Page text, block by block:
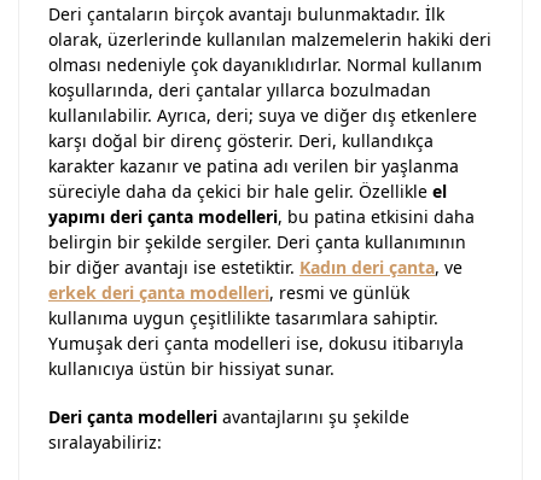
Deri çantaların birçok avantajı bulunmaktadır. İlk
olarak, üzerlerinde kullanılan malzemelerin hakiki deri
olması nedeniyle çok dayanıklıdırlar. Normal kullanım
koşullarında, deri çantalar yıllarca bozulmadan
kullanılabilir. Ayrıca, deri; suya ve diğer dış etkenlere
karşı doğal bir direnç gösterir. Deri, kullandıkça
karakter kazanır ve patina adı verilen bir yaşlanma
süreciyle daha da çekici bir hale gelir. Özellikle el
yapımı deri çanta modelleri, bu patina etkisini daha
belirgin bir şekilde sergiler. Deri çanta kullanımının
bir diğer avantajı ise estetiktir. Kadın deri çanta, ve
erkek deri çanta modelleri, resmi ve günlük
kullanıma uygun çeşitlilikte tasarımlara sahiptir.
Yumuşak deri çanta modelleri ise, dokusu itibarıyla
kullanıcıya üstün bir hissiyat sunar.
Deri çanta modelleri avantajlarını şu şekilde
sıralayabiliriz: